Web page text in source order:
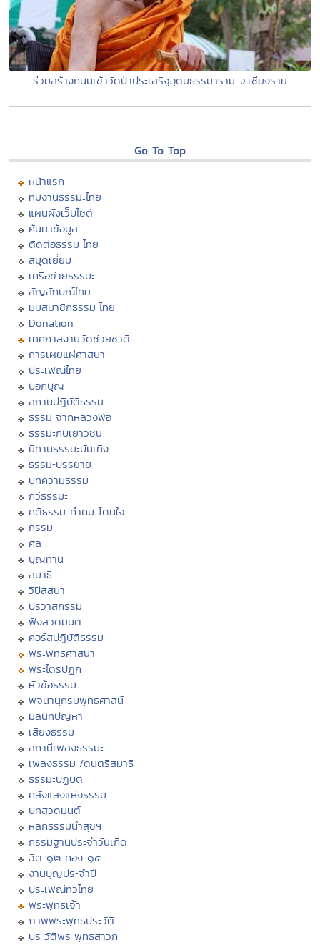
ร่วมสร้างถนนเข้าวัดป่าประเสริฐอุดมธรรมาราม จ.เชียงราย
Go To Top
หน้าแรก
ทีมงานธรรมะไทย
แผนผังเว็บไซต์
ค้นหาข้อมูล
ติดต่อธรรมะไทย
สมุดเยี่ยม
เครือข่ายธรรมะ
สัญลักษณ์ไทย
มุมสมาชิกธรรมะไทย
Donation
เทศกาลงานวัดช่วยชาติ
การเผยแผ่ศาสนา
ประเพณีไทย
บอกบุญ
สถานปฏิบัติธรรม
ธรรมะจากหลวงพ่อ
ธรรมะกับเยาวชน
นิทานธรรมะบันเทิง
ธรรมะบรรยาย
บทความธรรมะ
กวีธรรมะ
คติธรรม คำคม โดนใจ
กรรม
ศีล
บุญทาน
สมาธิ
วิปัสสนา
ปริวาสกรรม
ฟังสวดมนต์
คอร์สปฏิบัติธรรม
พระพุทธศาสนา
พระไตรปิฏก
หัวข้อธรรม
พจนานุกรมพุทธศาสน์
มิลินทปัญหา
เสียงธรรม
สถานีเพลงธรรมะ
เพลงธรรมะ/ดนตรีสมาธิ
ธรรมะปฏิบัติ
คลังแสงแห่งธรรม
บทสวดมนต์
หลักธรรมนำสุขฯ
กรรมฐานประจำวันเกิด
ฮีต ๑๒ คอง ๑๔
งานบุญประจำปี
ประเพณีทั่วไทย
พระพุทธเจ้า
ภาพพระพุทธประวัติ
ประวัติพระพุทธสาวก